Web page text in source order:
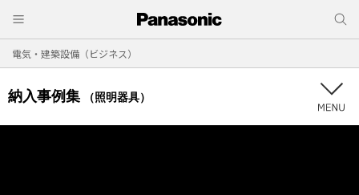
電気・建築設備（ビジネス）
納入事例集 （照明器具）